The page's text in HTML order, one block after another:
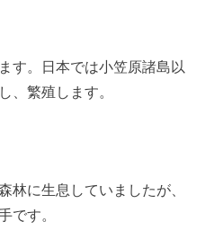
す。日本では小笠原諸島以
、繁殖します。
林に生息していましたが、
です。